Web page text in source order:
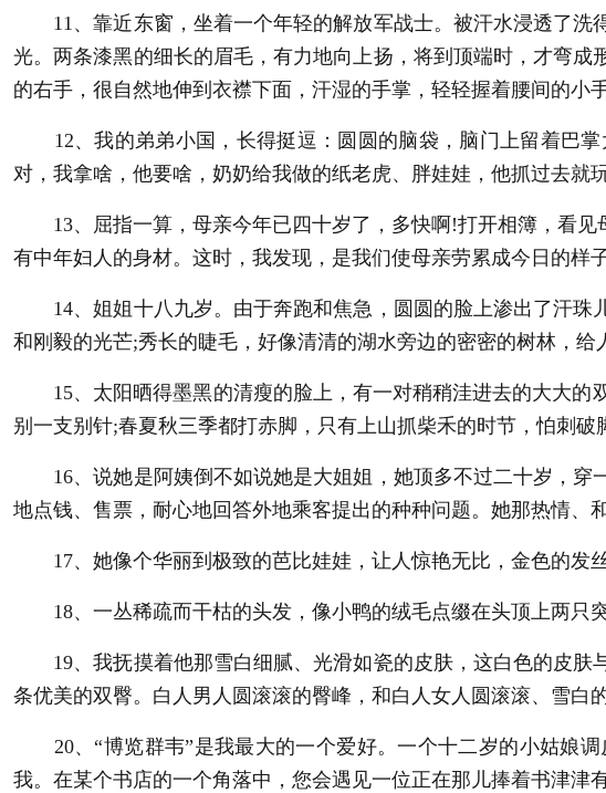
11、靠近东窗，坐着一个年轻的解放军战士。被汗水浸透了洗
光。两条漆黑的细长的眉毛，有力地向上扬，将到顶端时，才弯
的右手，很自然地伸到衣襟下面，汗湿的手掌，轻轻握着腰间的小手
12、我的弟弟小国，长得挺逗：圆圆的脑袋，脑门上留着巴掌
对，我拿啥，他要啥，奶奶给我做的纸老虎、胖娃娃，他抓过去就
13、屈指一算，母亲今年已四十岁了，多快啊!打开相簿，看见
有中年妇人的身材。这时，我发现，是我们使母亲劳累成今日的样子
14、姐姐十八九岁。由于奔跑和焦急，圆圆的脸上渗出了汗珠
和刚毅的光芒;秀长的睫毛，好像清清的湖水旁边的密密的树林，
15、太阳晒得墨黑的清瘦的脸上，有一对稍稍洼进去的大大的
别一支别针;春夏秋三季都打赤脚，只有上山抓柴禾的时节，怕刺破
16、说她是阿姨倒不如说她是大姐姐，她顶多不过二十岁，穿
地点钱、售票，耐心地回答外地乘客提出的种种问题。她那热情、
17、她像个华丽到极致的芭比娃娃，让人惊艳无比，金色的发
18、一丛稀疏而干枯的头发，像小鸭的绒毛点缀在头顶上两只
19、我抚摸着他那雪白细腻、光滑如瓷的皮肤，这白色的皮肤
条优美的双臀。白人男人圆滚滚的臀峰，和白人女人圆滚滚、雪白
20、“博览群韦”是我最大的一个爱好。一个十二岁的小姑娘
我。在某个书店的一个角落中，您会遇见一位正在那儿捧着书津